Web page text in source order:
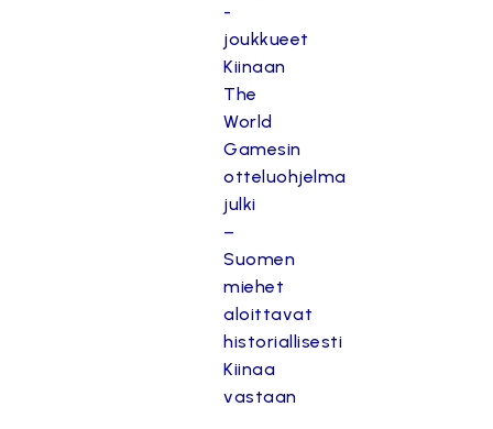
-
joukkueet
Kiinaan
The
World
Gamesin
otteluohjelma
julki
–
Suomen
miehet
aloittavat
historiallisesti
Kiinaa
vastaan